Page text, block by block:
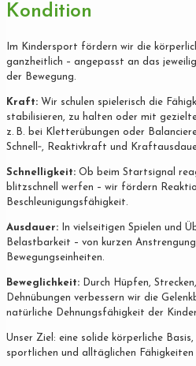
Kondition
Im Kindersport fördern wir die
ganzheitlich – angepasst an das
der Bewegung.
Kraft: Wir schulen spielerisch die
stabilisieren, zu halten oder mit
z. B. bei Kletterübungen oder
Schnell‐, Reaktivkraft und
Schnelligkeit: Ob beim Startsignal
blitzschnell werfen – wir fördern
Beschleunigungsfähigkeit.
Ausdauer: In vielseitigen Spielen und
Belastbarkeit – von kurzen
Bewegungseinheiten.
Beweglichkeit: Durch Hüpfen,
Dehnübungen verbessern wir die
natürliche Dehnungsfähigkeit der Kinder.
Unser Ziel: eine solide körperliche
sportlichen und alltäglichen Fähigkeiten